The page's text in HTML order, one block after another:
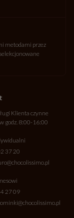
metodami przez
Klienta czynne
godz. 8:00-16:00
37 20
27 09